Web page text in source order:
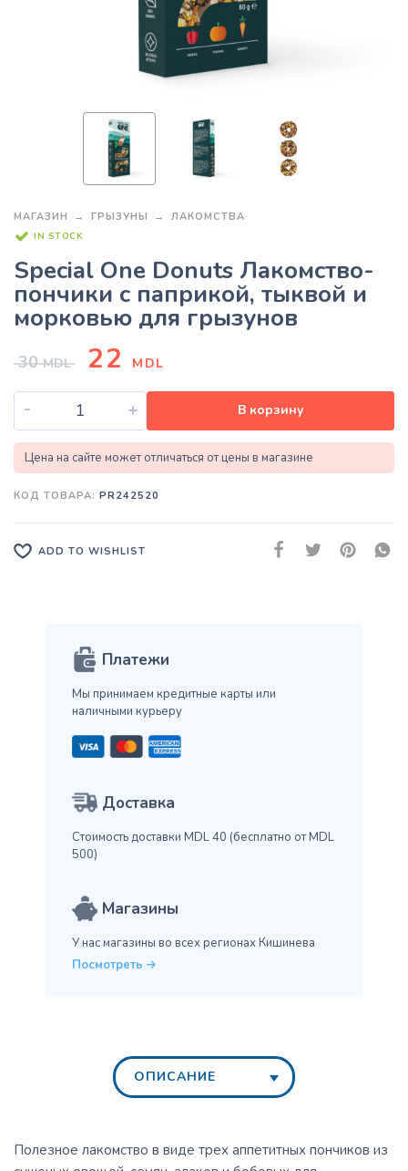
МАГАЗИН ГРЫЗУНЫ ЛАКОМСТВА
IN STOCK
Special One Donuts Лакомство-
пончики с паприкой, тыквой и
морковью для грызунов
30MDL 22 MDL
- + В корзину
Цена на сайте может отличаться от цены в магазине
КОД ТОВАРА: PR242520
ADD TO WISHLIST
Платежи
Мы принимаем кредитные карты или
наличными курьеру
Доставка
Стоимость доставки MDL 40 (бесплатно от MDL
500)
Магазины
У нас магазины во всех регионах Кишинева
Посмотреть
ОПИСАНИЕ
Полезное лакомство в виде трех аппетитных пончиков из